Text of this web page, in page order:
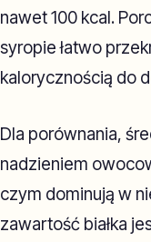
nawet 100 kcal.
syropie łatwo
kalorycznością do
Dla porównania,
nadzieniem
czym dominują w
zawartość białka